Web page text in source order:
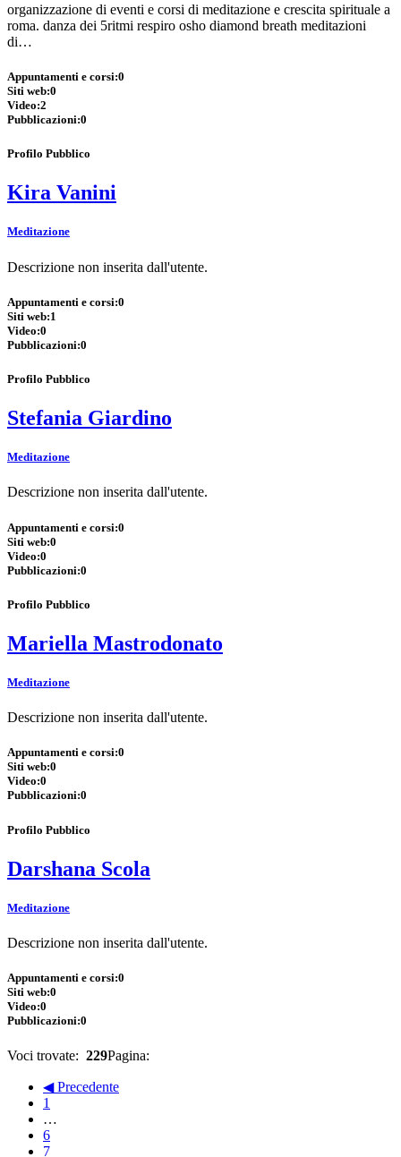
organizzazione di eventi e corsi di meditazione e crescita spirituale a
roma. danza dei 5ritmi respiro osho diamond breath meditazioni
di…
Appuntamenti e corsi:0
Siti web:0
Video:2
Pubblicazioni:0
Profilo Pubblico
Kira Vanini
Meditazione
Descrizione non inserita dall'utente.
Appuntamenti e corsi:0
Siti web:1
Video:0
Pubblicazioni:0
Profilo Pubblico
Stefania Giardino
Meditazione
Descrizione non inserita dall'utente.
Appuntamenti e corsi:0
Siti web:0
Video:0
Pubblicazioni:0
Profilo Pubblico
Mariella Mastrodonato
Meditazione
Descrizione non inserita dall'utente.
Appuntamenti e corsi:0
Siti web:0
Video:0
Pubblicazioni:0
Profilo Pubblico
Darshana Scola
Meditazione
Descrizione non inserita dall'utente.
Appuntamenti e corsi:0
Siti web:0
Video:0
Pubblicazioni:0
Voci trovate: 229Pagina:
◀ Precedente
1
…
6
7